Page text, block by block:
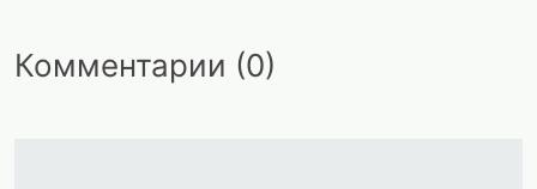
Комментарии (0)